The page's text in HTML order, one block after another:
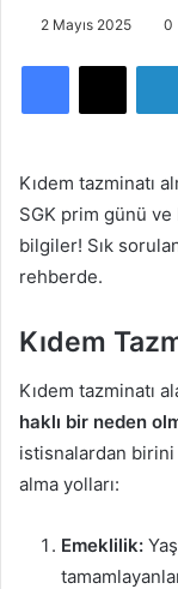
2 Mayıs 2025 0
Kıdem tazminatı
SGK prim günü
bilgiler! Sık
rehberde.
Kıdem
Kıdem tazminatı
haklı bir neden
istisnalardan birini
alma yolları:
Emeklilik: